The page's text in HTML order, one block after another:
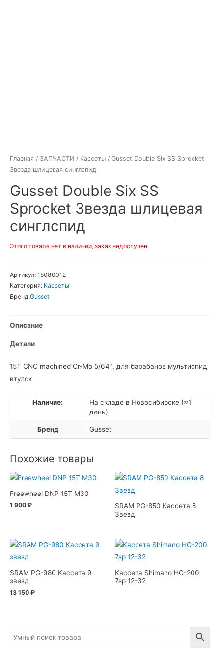
Главная / ЗАПЧАСТИ / Кассеты / Gusset Double Six SS Sprocket
Звезда шлицевая синглспид
Gusset Double Six SS
Sprocket Звезда шлицевая
синглспид
Этого товара нет в наличии, заказ недоступен.
Артикул: 15080012
Категория: Кассеты
Бренд:Gusset
Описание
Детали
15T CNC machined Cr-Mo 5/64″, для барабанов мультиспид
втулок
Наличие:
На складе в Новосибирске (≈1
день)
Бренд Gusset
Похожие товары
Freewheel DNP 15T M30
1 900 ₽
SRAM PG-850 Кассета 8
Звезд
SRAM PG-980 Кассета 9
звезд
13 150 ₽
Кассета Shimano HG-200
7sp 12-32